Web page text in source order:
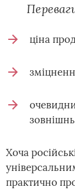
ціна
Хоча
практично